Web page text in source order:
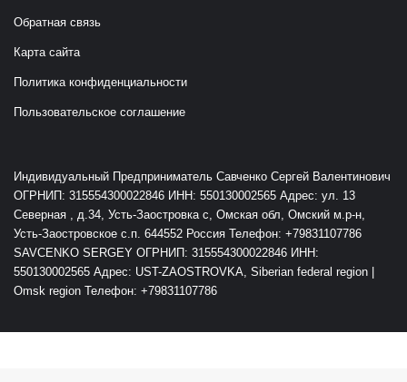
Обратная связь
Карта сайта
Политика конфиденциальности
Пользовательское соглашение
Индивидуальный Предприниматель Савченко Сергей Валентинович
ОГРНИП: 315554300022846 ИНН: 550130002565 Адрес: ул. 13
Северная , д.34, Усть-Заостровка с, Омская обл, Омский м.р-н,
Усть-Заостровское с.п. 644552 Россия Телефон: +79831107786
SAVCENKO SERGEY ОГРНИП: 315554300022846 ИНН:
550130002565 Адрес: UST-ZAOSTROVKA, Siberian federal region |
Omsk region Телефон: +79831107786